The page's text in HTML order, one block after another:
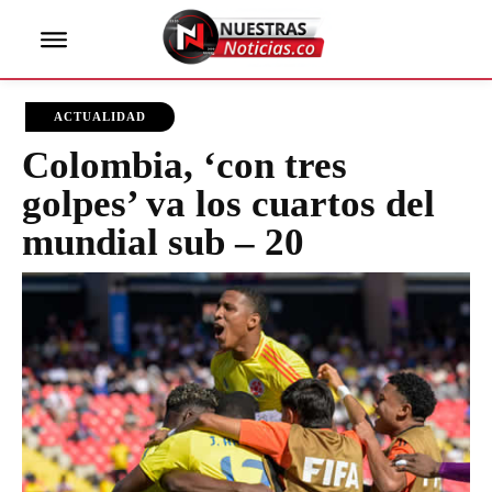
ACTUALIDAD
Colombia, ‘con tres
golpes’ va los cuartos del
mundial sub – 20